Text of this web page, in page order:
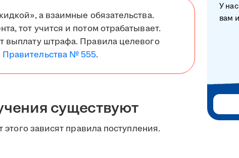
а взаимные обязательства.
тот учится и потом отрабатывает.
выплату штрафа. Правила целевого
Правительства № 555.
существуют
зависят правила поступления.
У
вам